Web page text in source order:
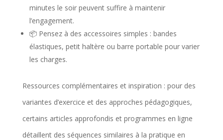
é
minutes le soir peuvent suffire à maintenir
l’engagement.
📦 Pensez à des accessoires simples : bandes
élastiques, petit haltère ou barre portable pour varier
les charges.
Ressources complémentaires et inspiration : pour des
variantes d’exercice et des approches pédagogiques,
certains articles approfondis et programmes en ligne
détaillent des séquences similaires à la pratique en